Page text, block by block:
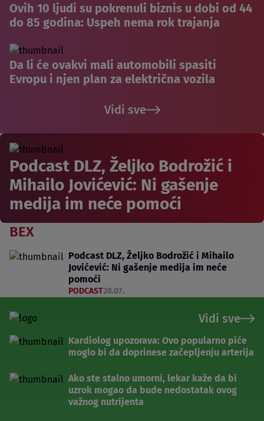
Ovih 10 ljudi su pokrenuli biznis u dobi od 44
do 85 godina: Uspeh nema rok trajanja
Da li će ovakvi mali automobili spasiti
Evropu i njen plan za električna vozila
Vidi sve
Podcast DLZ, Željko Bodrožić i
Mihailo Jovićević: Ni gašenje
medija im neće pomoći
BEX
Podcast DLZ, Željko Bodrožić i Mihailo
Jovićević: Ni gašenje medija im neće
pomoći
PODCAST28.07.
Vidi sve
Kardiolog upozorava: Ovo popularno piće
moglo bi da doprinese začepljenju arterija
Ako ste stalno umorni, lekar kaže da bi
uzrok mogao da bude nedostatak ovog
važnog nutrijenta